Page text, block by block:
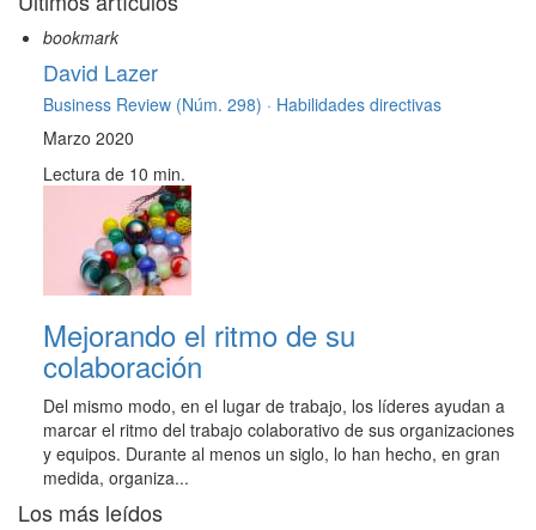
bookmark
David Lazer
Business Review (Núm. 298) · Habilidades directivas
Marzo 2020
Lectura de 10 min.
Mejorando el ritmo de su
colaboración
Del mismo modo, en el lugar de trabajo, los líderes ayudan a
marcar el ritmo del trabajo colaborativo de sus organizaciones
y equipos. Durante al menos un siglo, lo han hecho, en gran
medida, organiza...
Los más leídos